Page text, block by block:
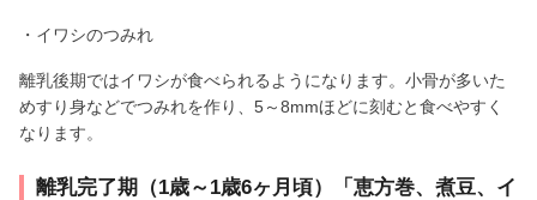
・イワシのつみれ
離乳後期ではイワシが食べられるようになります。小骨が多いた
めすり身などでつみれを作り、5～8mmほどに刻むと食べやすく
なります。
離乳完了期（1歳～1歳6ヶ月頃）「恵方巻、煮豆、イ